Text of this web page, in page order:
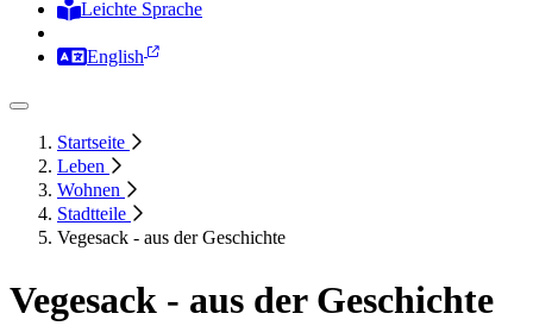
Leichte Sprache
English
Startseite
Leben
Wohnen
Stadtteile
Vegesack - aus der Geschichte
Vegesack - aus der Geschichte